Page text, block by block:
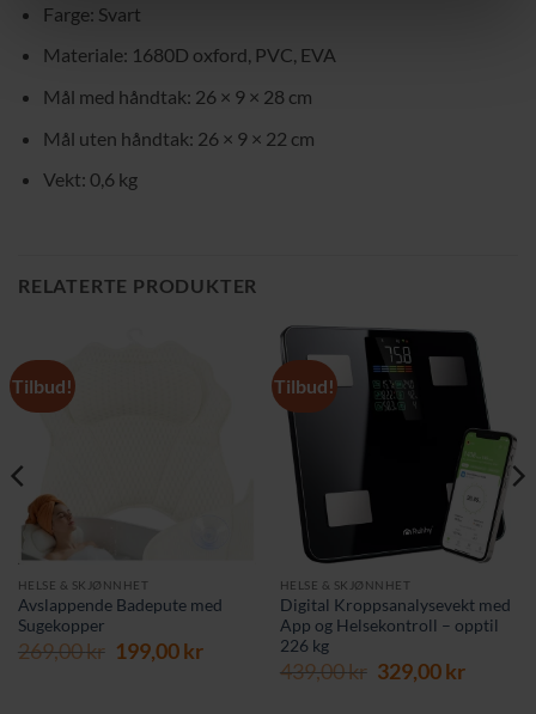
Farge: Svart
Materiale: 1680D oxford, PVC, EVA
Mål med håndtak: 26 × 9 × 28 cm
Mål uten håndtak: 26 × 9 × 22 cm
Vekt: 0,6 kg
RELATERTE PRODUKTER
Tilbud!
HELSE & SKJØNNHET
Avslappende Badepute med
Sugekopper
269,00kr Opprinnelig
199,00krNåværende
Tilbud!
HELSE & SKJØNNHET
Digital Kroppsanalysevekt med
App og Helsekontroll – opptil
226 kg
439,00kr Opprinnelig
329,00kr